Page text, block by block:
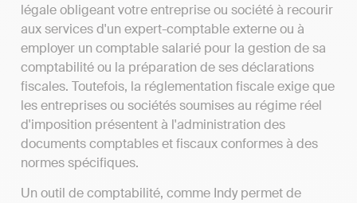
légale obligeant votre entreprise ou société à recourir
aux services d'un expert-comptable externe ou à
employer un comptable salarié pour la gestion de sa
comptabilité ou la préparation de ses déclarations
fiscales. Toutefois, la réglementation fiscale exige que
les entreprises ou sociétés soumises au régime réel
d'imposition présentent à l'administration des
documents comptables et fiscaux conformes à des
normes spécifiques.
Un outil de comptabilité, comme Indy permet de